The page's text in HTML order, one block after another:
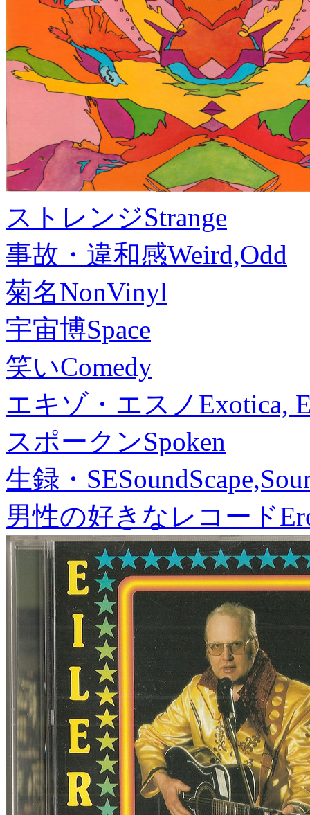
ストレンジStrange
事故・違和感Weird,Odd
菊名NonVinyl
宇宙博Space
笑いComedy
エキゾ・エスノ Exotica,
スポークンSpoken
生録・SE
男性の好きなレコード